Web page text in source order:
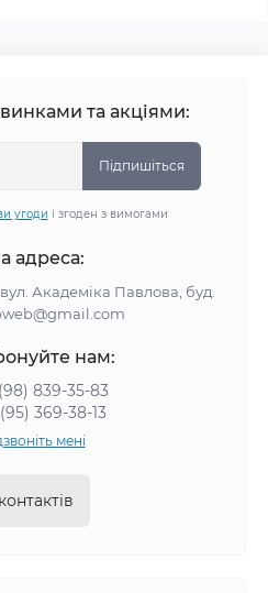
та акціями:
Підпишіться
угоди і згоден з вимогами
адреса:
Академіка Павлова, буд.
нам:
839-35-83
369-38-13
мені